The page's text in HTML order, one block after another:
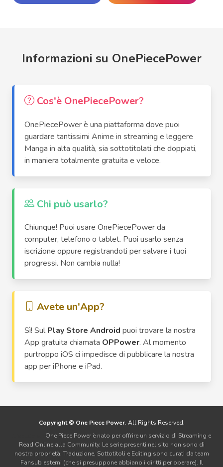
Informazioni su OnePiecePower
Cos'è OnePiecePower?
OnePiecePower è una piattaforma dove puoi
guardare tantissimi Anime in streaming e leggere
Manga in alta qualità, sia sottotitolati che doppiati,
in maniera totalmente gratuita e veloce.
Chi può usarlo?
Chiunque! Puoi usare OnePiecePower da
computer, telefono o tablet. Puoi usarlo senza
iscrizione oppure registrandoti per salvare i tuoi
progressi. Non cambia nulla!
Avete un'App?
Sì! Sul Play Store Android puoi trovare la nostra
App gratuita chiamata OPPower. Al momento
purtroppo iOS ci impedisce di pubblicare la nostra
app per iPhone e iPad.
Copyright © One Piece Power. All Rights Reserved.
One Piece Power è nato per offrire un servizio di Streaming e
Read Online alla Community. Le serie presenti nel sito non sono di
nostra proprietà. Traduzione, Sottotitoli e Editing sono curati da team
Fansub esterni (che si presuppone abbiano i diritti per operare). Il